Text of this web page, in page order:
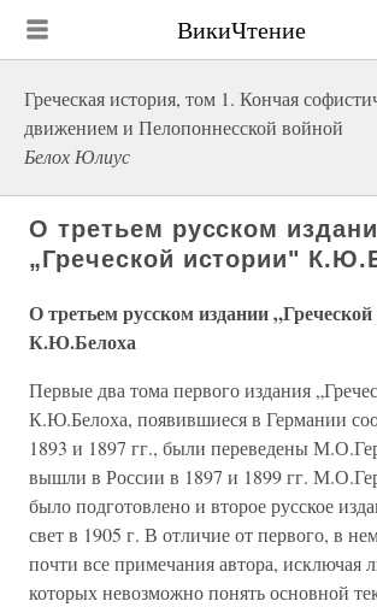
ВикиЧтение
Греческая история, том 1. Кончая
движением и Пелопоннесской войной
Белох Юлиус
О третьем русском
„Греческой истории"
О третьем русском издании
К.Ю.Белоха
Первые два тома первого издания
К.Ю.Белоха, появившиеся в Германии
1893 и 1897 гг., были переведены
вышли в России в 1897 и 1899 гг.
было подго­товлено и второе русское
свет в 1905 г. В отличие от первого, в
почти все при­мечания автора, исключая
которых невозможно понять основной